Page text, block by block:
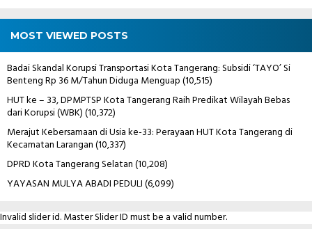
MOST VIEWED POSTS
Badai Skandal Korupsi Transportasi Kota Tangerang: Subsidi ‘TAYO’ Si
Benteng Rp 36 M/Tahun Diduga Menguap(10,515)
HUT ke – 33, DPMPTSP Kota Tangerang Raih Predikat Wilayah Bebas
dari Korupsi (WBK)(10,372)
Merajut Kebersamaan di Usia ke-33: Perayaan HUT Kota Tangerang di
Kecamatan Larangan(10,337)
DPRD Kota Tangerang Selatan(10,208)
YAYASAN MULYA ABADI PEDULI(6,099)
Invalid slider id. Master Slider ID must be a valid number.